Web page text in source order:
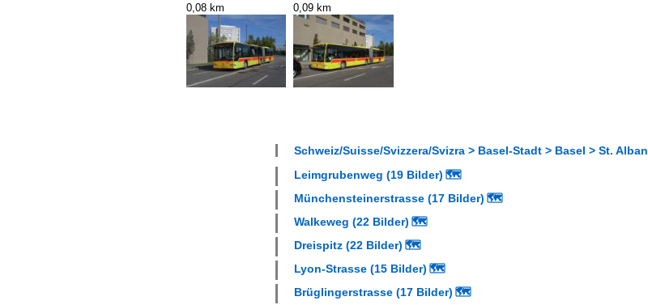
0,08 km 0,09 km
Schweiz/Suisse/Svizzera/Svizra > Basel-Stadt > Basel > St. Alban
Leimgrubenweg (19 Bilder) 🗺
Münchensteinerstrasse (17 Bilder) 🗺
Walkeweg (22 Bilder) 🗺
Dreispitz (22 Bilder) 🗺
Lyon-Strasse (15 Bilder) 🗺
Brüglingerstrasse (17 Bilder) 🗺